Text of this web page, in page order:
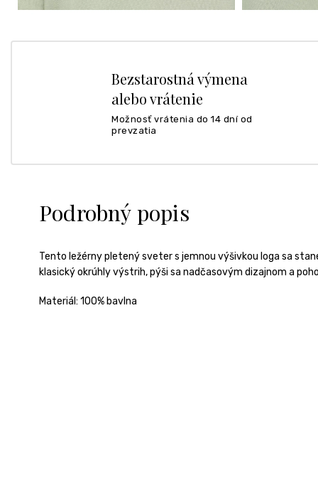
Bezstarostná výmena
alebo vrátenie
Možnosť vrátenia do 14 dní od
prevzatia
Podrobný popis
Tento ležérny pletený sveter s jemnou výšivkou loga sa
klasický okrúhly výstrih, pýši sa nadčasovým dizajnom a
Materiál: 100% bavlna